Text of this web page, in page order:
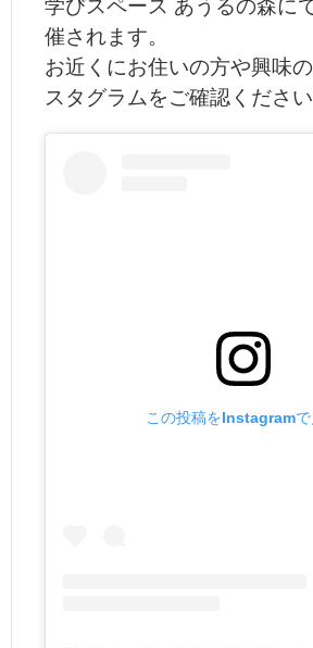
学びスペース あうるの森に
催されます。
お近くにお住いの方や興味
スタグラムをご確認ください
この投稿をInstagramで